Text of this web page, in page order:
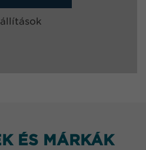
ÉS MÁRKÁK